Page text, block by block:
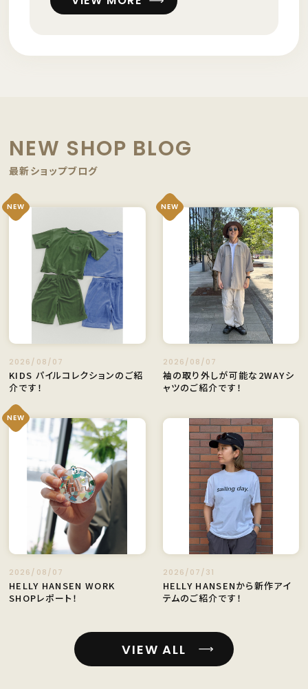
NEW SHOP BLOG
最新ショップブログ
NEW
2026/08/07
KIDS パイルコレクションのご紹
介です！
NEW
2026/08/07
袖の取り外しが可能な2WAYシ
ャツのご紹介です！
NEW
2026/08/07
HELLY HANSEN WORK
SHOPレポート！
2026/07/31
HELLY HANSENから新作アイ
テムのご紹介です！
VIEW ALL